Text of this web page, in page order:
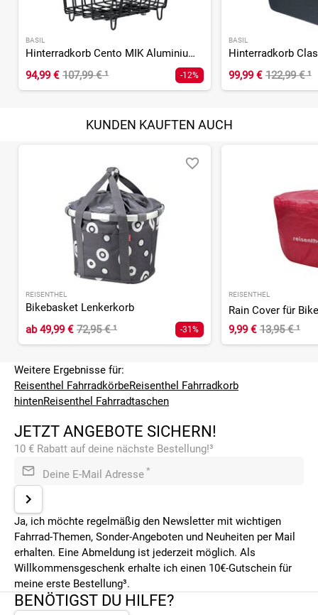
BASIL
Hinterradkorb Cento MIK Aluminium Weitmaschig
94,99 € 107,99 €¹ -12%
BASIL
99,99 € 122,99 €¹
KUNDEN KAUFTEN AUCH
REISENTHEL
Bikebasket Lenkerkorb
ab49,99 € 72,95 €¹ -31%
REISENTHEL
Rain Cover für
9,99 € 13,95 €¹
Weitere Ergebnisse für:
Reisenthel FahrradkörbeReisenthel Fahrradkorb
hintenReisenthel Fahrradtaschen
JETZT ANGEBOTE SICHERN!
10 € Rabatt auf deine nächste Bestellung!³
Deine E-Mail Adresse *
Ja, ich möchte regelmäßig den Newsletter mit wichtigen
Fahrrad-Themen, Sonder-Angeboten und Neuheiten per Mail
erhalten. Eine Abmeldung ist jederzeit möglich. Als
Willkommensgeschenk erhalte ich einen 10€-Gutschein für
meine erste Bestellung³.
BENÖTIGST DU HILFE?